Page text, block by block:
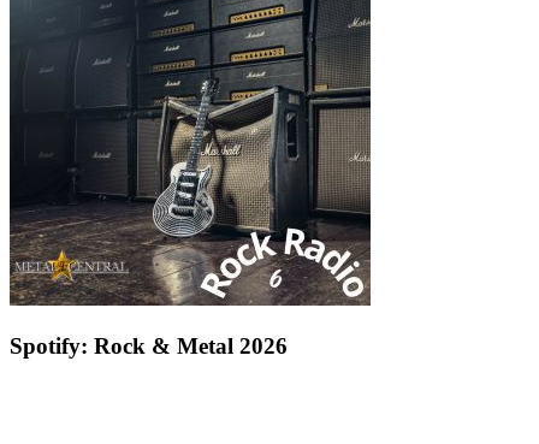
Spotify: Rock & Metal 2026